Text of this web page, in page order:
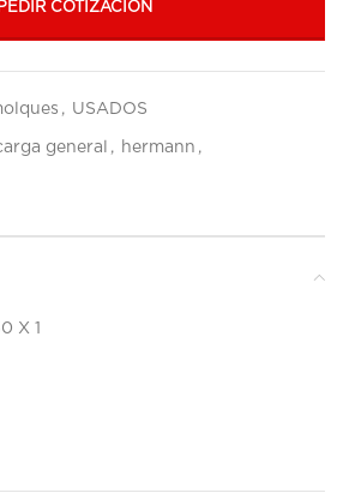
PEDIR COTIZACIÓN
, USADOS
general , hermann ,
X 1